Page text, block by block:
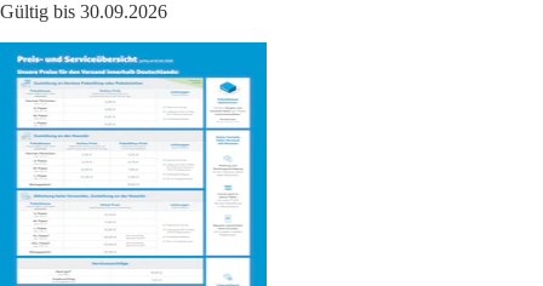
Gültig bis 30.09.2026